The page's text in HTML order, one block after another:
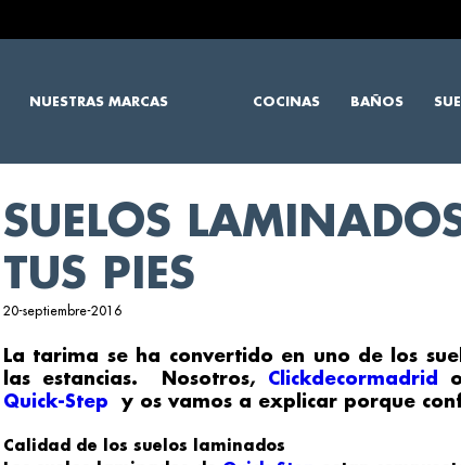
NUESTRAS MARCAS COCINAS BAÑOS
SUELOS
TUS PIES
20-septiembre-2016
La tarima se ha convertido en uno de los
las estancias. Nosotros, Clickdecormadrid
Quick-Step y os vamos a explicar porque
Calidad de los suelos laminados